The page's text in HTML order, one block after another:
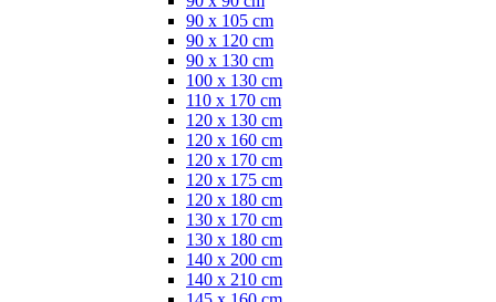
90 x 105 cm
90 x 120 cm
90 x 130 cm
100 x 130 cm
110 x 170 cm
120 x 130 cm
120 x 160 cm
120 x 170 cm
120 x 175 cm
120 x 180 cm
130 x 170 cm
130 x 180 cm
140 x 200 cm
140 x 210 cm